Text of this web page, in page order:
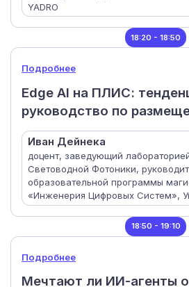
YADRO
18:20 - 18:50
Подробнее
Edge AI на ПЛИС:
руководство по
Иван Дейнека
доцент, заведующий
Световодной Фотоники,
образовательной программы
«Инженерия Цифровых Систем»,
18:50 - 19:10
Подробнее
Мечтают ли ИИ-агенты